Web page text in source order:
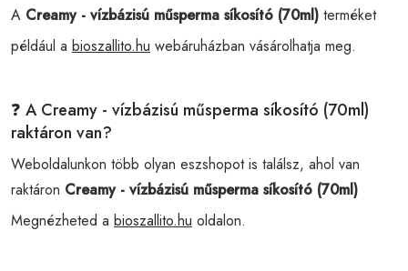
A Creamy - vízbázisú műsperma síkosító (70ml) terméket
például a bioszallito.hu webáruházban vásárolhatja meg.
❓ A Creamy - vízbázisú műsperma síkosító (70ml)
raktáron van?
Weboldalunkon több olyan eszshopot is találsz, ahol van
raktáron Creamy - vízbázisú műsperma síkosító (70ml)
Megnézheted a bioszallito.hu oldalon.